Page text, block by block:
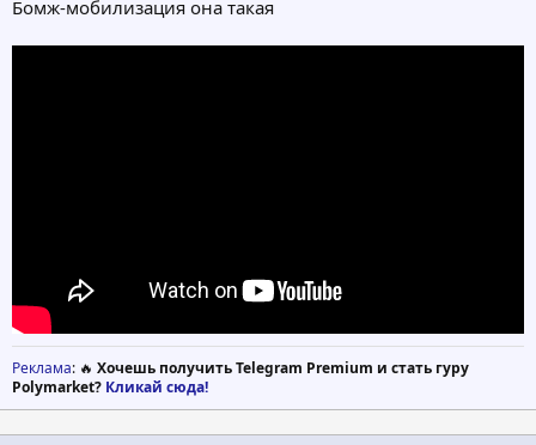
Бомж-мобилизация она такая
Реклама: 🔥 Хочешь получить Telegram Premium и стать гуру
Polymarket? Кликай сюда!